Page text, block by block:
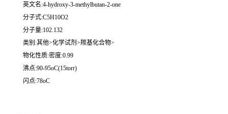
英文名:4-hydroxy-3-methylbutan-2-one
分子式:C5H10O2
分子量:102.132
类别:其他>化学试剂>羰基化合物>
物化性质:密度:0.99
沸点:90-95oC(15torr)
闪点:78oC